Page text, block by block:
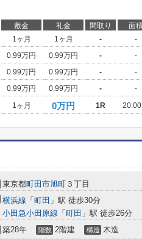
敷金 礼金 間取り 面
1ヶ月 1ヶ月 - -
0.99万円 0.99万円 - -
0.99万円 0.99万円 - -
0.99万円 0.99万円 - -
1ヶ月 0万円 1R 20.00
東京都町田市旭町 ３丁目
横浜線 「 町田 」駅 徒歩30分
小田急小田原線 「 町田 」駅 徒歩26分
築28年 階数 2階建 構造 木造